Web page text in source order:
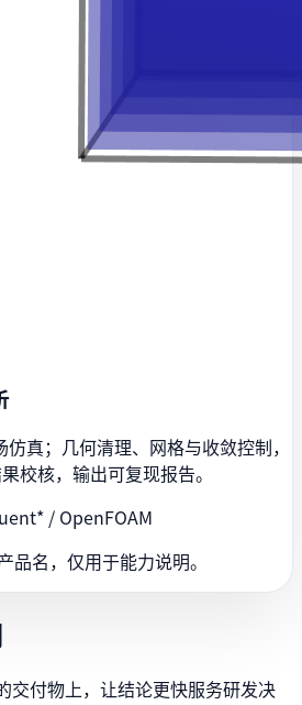
真；几何清理、网格与收敛控制，
校核，输出可复现报告。
/ OpenFOAM
名，仅用于能力说明。
付物上，让结论更快服务研发决